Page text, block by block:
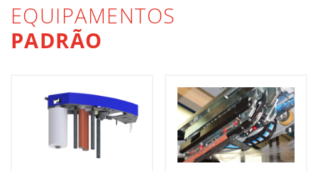
EQUIPAMENTOS
PADRÃO